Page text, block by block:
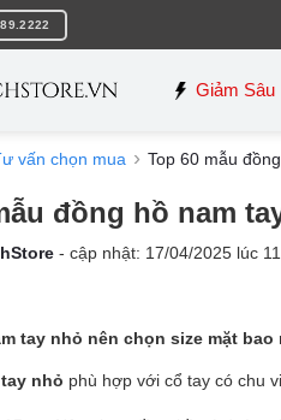
Giảm Sâu
vấn chọn mua Top 60 mẫu
đồng hồ nam
- cập nhật: 17/04/2025 lúc
tay nhỏ nên chọn size mặt bao
nhỏ phù hợp với cổ tay có chu